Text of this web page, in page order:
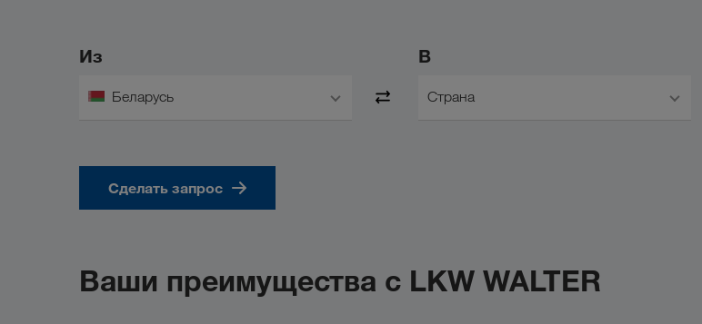
Из
Беларусь
В
Страна
Сделать запрос
Ваши преимущества с LKW WALTER